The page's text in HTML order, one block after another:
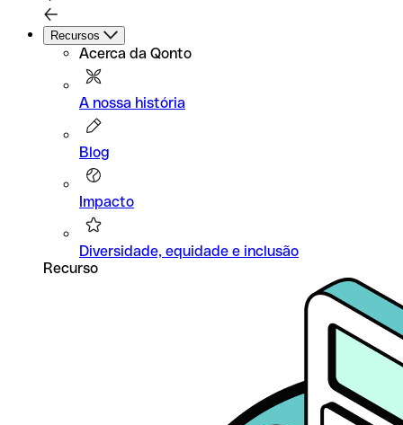
Recursos
Acerca da Qonto
A nossa história
Blog
Impacto
Diversidade, equidade e inclusão
Recurso